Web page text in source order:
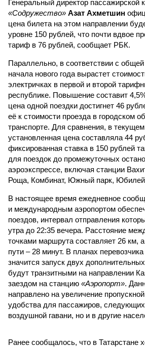
Генеральный директор пассажирской
«Содружество» Азат Ахметшин
цена билета на этом направлении
уровне 150 рублей, что почти вдвое
тариф в 76 рублей, сообщает РБК.
Параллельно, в соответствии с
начала нового года вырастет
электричках в первой и второй
республике. Повышение составит
цена одной поездки достигнет 46
её к стоимости проезда в городском
транспорте. Для сравнения, в
установленная цена составляла 44
фиксированная ставка в 150 рублей
для поездок до промежуточных
аэроэкспрессе, включая станции
Роща, Комбинат, Южный парк,
В настоящее время ежедневное
и международным аэропортом
поездов, интервал отправления
утра до 22:35 вечера. Расстояние
точками маршрута составляет 26 км,
пути – 28 минут. В планах
значится запуск двух
будут транзитными на направлении
заездом на станцию «Аэропорт».
направлено на увеличение
удобства для пассажиров, следующих
воздушной гавани, но и в другие
Ранее сообщалось, что в Татарстане